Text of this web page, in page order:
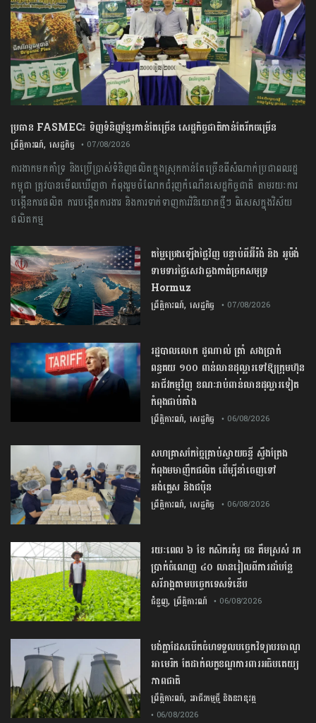
ប្រធាន​​ ​FASMEC​៖​ ​ទិញ​ទំនិញ​ខ្មែរ​កាន់តែ​ច្រើន​ ​សេដ្ឋកិច្ច​ជាតិ​កាន់តែ​រីកចម្រើន​
ព្រឹត្តិការណ៍, សេដ្ឋកិច្ច • 07/08/2026
ការងាក​មក​គាំទ្រ​ ​និង​ប្រើប្រាស់​ទំនិញ​ផលិត​ក្នុង​ស្រុក​កាន់តែ​ច្រើន​ពីសំណាក់​ប្រជាពលរដ្ឋ​
កម្ពុជា​ ​ត្រូវបាន​មើលឃើញ​ថា​ ​កំពុង​រួមចំណែក​ជំរុញ​កំណើន​សេដ្ឋកិច្ច​ជាតិ​ តាមរយៈ​ការ​
បង្កើន​ការ​ផលិត​ ​ការ​បង្កើត​ការងារ​ និង​ការ​ទាក់ទាញ​ការ​វិនិយោគ​ថ្មី​ៗ​ ពិសេសក្នុង​វិស័យ​
ផលិតកម្ម
តម្លៃប្រេងឡើងថ្លៃវិញ បន្ទាប់ពីអ៊ីរ៉ង់ និង អូម៉ង់
ទាមទារថ្លៃសេវាឆ្លងកាត់ច្រកសមុទ្រ
Hormuz
ព្រឹត្តិការណ៍, សេដ្ឋកិច្ច • 07/08/2026
រដ្ឋបាលលោក ដូណាល់ ត្រាំ សងប្រាក់
ពន្ធគយ ១០០ ពាន់លានដុល្លារទៅឱ្យក្រុមហ៊ុន
អាជីវកម្មវិញ ខណៈរាប់ពាន់លានដុល្លារទៀត
កំពុងជាប់គាំង
ព្រឹត្តិការណ៍, សេដ្ឋកិច្ច • 06/08/2026
សហគ្រាសកែច្នៃគ្រាប់ស្វាយចន្ទី ស្ទឹងត្រែង
កំពុងមមាញឹកផលិត ដើម្បីនាំចេញទៅ
អង់គ្លេស និងជប៉ុន
ព្រឹត្តិការណ៍, សេដ្ឋកិច្ច • 06/08/2026
រយៈពេល ៦ ខែ កសិករគំរូ ចន គឹមស្រស់ រក
ប្រាក់ចំណេញ ៤០ លានរៀលពីការដាំបន្លែ
សរីរាង្គតាមបច្ចេកទេសទំនើប
ជំនួញ,ព្រឹត្តិការណ៍ • 06/08/2026
បង់ក្លាដែស​បើកចំហ​ទទួល​បច្ចេកវិទ្យា​បរមាណូ​
អាមេរិក​ តែ​ដាក់​លក្ខខណ្ឌ​ការពារ​អធិបតេយ្យ
ភាព​ជាតិ​
ព្រឹត្តិការណ៍, អាជីវកម្មថ្មី និងនវានុវត្ត
• 06/08/2026